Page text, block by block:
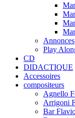
Annonces
Play
CD
DIDACTIQUE
Accessoires
compositeurs
Agnello
Arrigoni
Bar